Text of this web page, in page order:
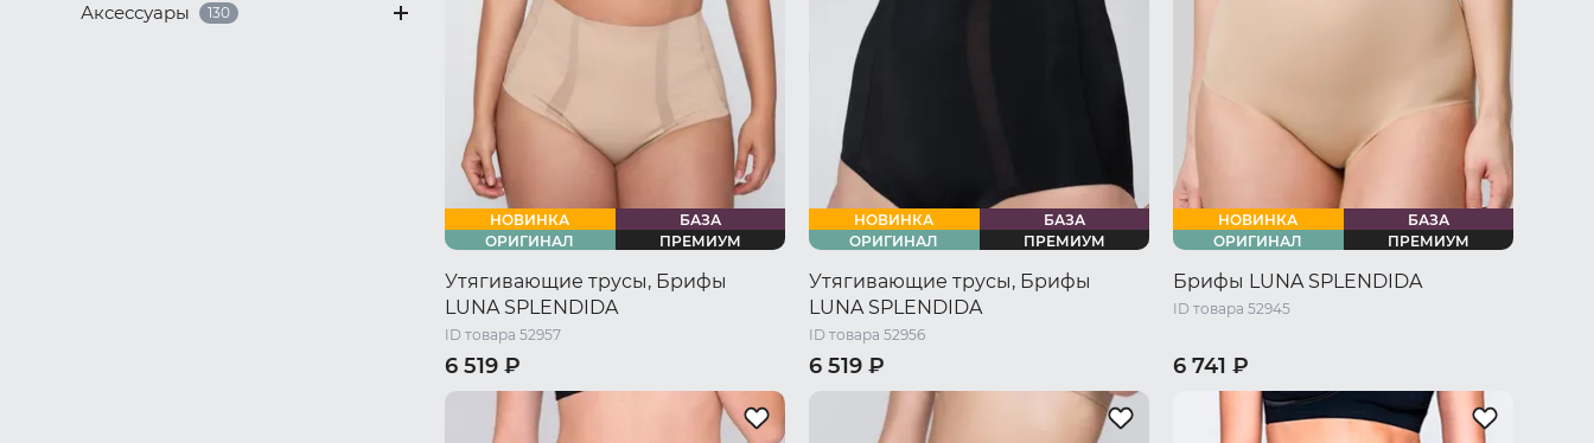
Аксессуары 130
НОВИНКА
БАЗА
ОРИГИНАЛ
ПРЕМИУМ
Утягивающие трусы, Брифы
LUNA SPLENDIDA
ID товара 52957
6 519 ₽
44 RU / S 46 RU / M
50 RU / XL
52 RU / XXL 54 RU / XXXL
НОВИНКА
БАЗА
ОРИГИНАЛ
ПРЕМИУМ
Утягивающие трусы, Брифы
LUNA SPLENDIDA
ID товара 52956
6 519 ₽
44 RU / S 46 RU / M
50 RU / XL
52 RU / XXL 54 RU / XXXL
НОВИНКА
БАЗА
ОРИГИНАЛ
ПРЕМИУМ
Брифы LUNA SPLENDIDA
ID товара 52945
6 741 ₽
44 RU / S 46 RU / M
48 RU / L
52 RU / XXL 54 RU / XXXL